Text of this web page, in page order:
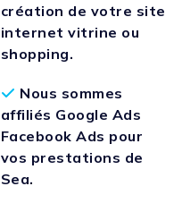
création de votre site
internet vitrine ou
shopping.
Nous sommes
affiliés Google Ads
Facebook Ads pour
vos prestations de
Sea.